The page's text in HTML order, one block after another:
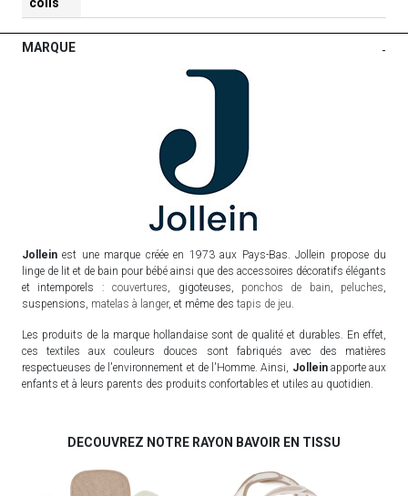
MARQUE -
Jolleinest une marque créée en 1973 aux Pays-Bas. Jollein propose du
linge de lit et de bain pour bébé ainsi que des accessoires décoratifs élégants
et intemporels :couvertures, gigoteuses, ponchos de bain, peluches,
suspensions, matelas à langer, et même des tapis de jeu.
Les produits de la marque hollandaise sont de qualité et durables. En effet,
ces textiles aux couleurs douces sont fabriqués avec des matières
respectueuses de l'environnement et de l'Homme. Ainsi, Jolleinapporte aux
enfants et à leurs parents des produits confortables et utiles au quotidien.
DECOUVREZ NOTRE RAYON BAVOIR EN TISSU